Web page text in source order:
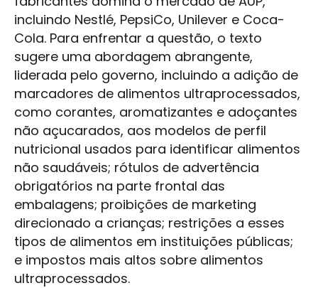
incluindo Nestlé, PepsiCo, Unilever e Coca-
Cola. Para enfrentar a questão, o texto
sugere uma abordagem abrangente,
liderada pelo governo, incluindo a adição de
marcadores de alimentos ultraprocessados,
como corantes, aromatizantes e adoçantes
não açucarados, aos modelos de perfil
nutricional usados para identificar alimentos
não saudáveis; rótulos de advertência
obrigatórios na parte frontal das
embalagens; proibições de marketing
direcionado a crianças; restrições a esses
tipos de alimentos em instituições públicas;
e impostos mais altos sobre alimentos
ultraprocessados.